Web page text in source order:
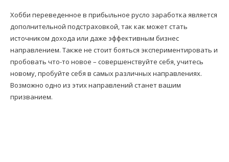
Хобби переведенное в прибыльное русло заработка является
дополнительной подстраховкой, так как может стать
источником дохода или даже эффективным бизнес
направлением. Также не стоит бояться экспериментировать и
пробовать что-то новое – совершенствуйте себя, учитесь
новому, пробуйте себя в самых различных направлениях.
Возможно одно из этих направлений станет вашим
призванием.